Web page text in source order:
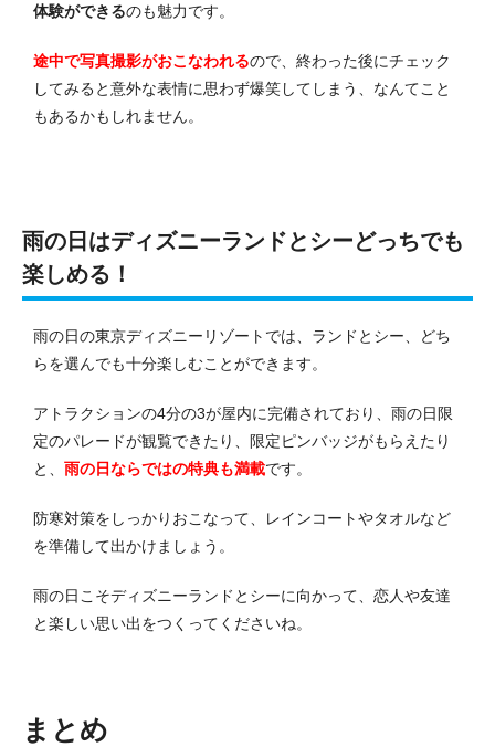
体験ができるのも魅力です。
途中で写真撮影がおこなわれるので、終わった後にチェック
してみると意外な表情に思わず爆笑してしまう、なんてこと
もあるかもしれません。
雨の日はディズニーランドとシーどっちでも
楽しめる！
雨の日の東京ディズニーリゾートでは、ランドとシー、どち
らを選んでも十分楽しむことができます。
アトラクションの4分の3が屋内に完備されており、雨の日限
定のパレードが観覧できたり、限定ピンバッジがもらえたり
と、 雨の日ならではの特典も満載です。
防寒対策をしっかりおこなって、レインコートやタオルなど
を準備して出かけましょう。
雨の日こそディズニーランドとシーに向かって、恋人や友達
と楽しい思い出をつくってくださいね。
まとめ